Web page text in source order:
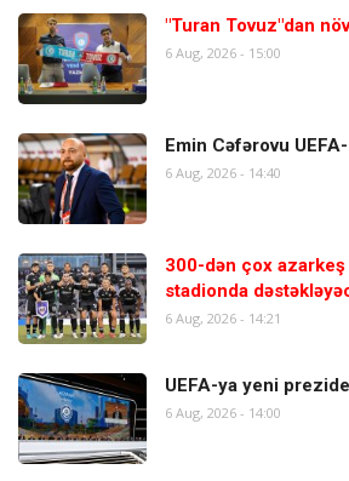
"Turan Tovuz"dan
6 Aug, 2026 - 15:00
Emin Cəfərovu
6 Aug, 2026 - 14:40
300-dən çox azarkeş
stadionda
6 Aug, 2026 - 14:21
UEFA-ya yeni
6 Aug, 2026 - 14:00